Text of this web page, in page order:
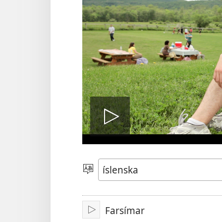
Spila
myndband
Veldu
tungumál
SpilaFarsímar